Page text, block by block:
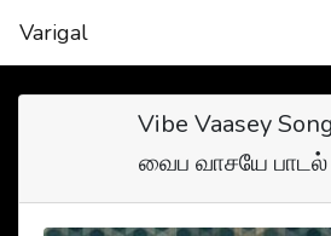
Varigal
Vibe Vaasey
வைப வாசயே